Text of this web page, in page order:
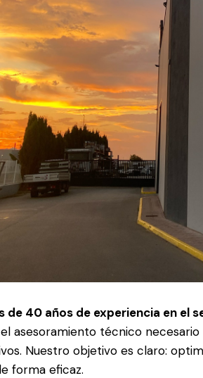
de 40 años de experiencia en el
asesoramiento técnico
Nuestro objetivo es claro:
forma eficaz.